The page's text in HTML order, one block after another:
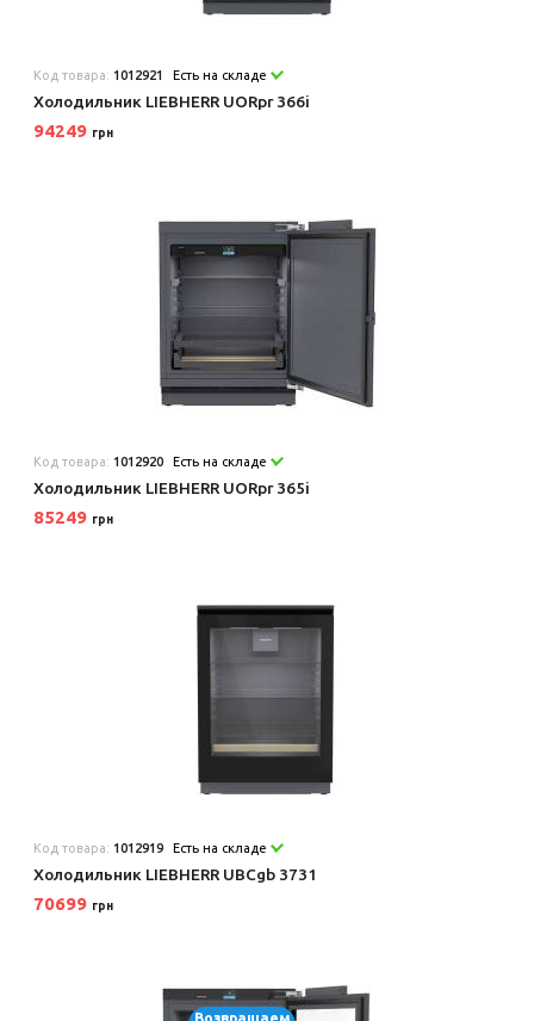
Код товара: 1012921 Есть на складе
Холодильник LIEBHERR UORpr 366i
94249 грн
Код товара: 1012920 Есть на складе
Холодильник LIEBHERR UORpr 365i
85249 грн
Код товара: 1012919 Есть на складе
Холодильник LIEBHERR UBCgb 3731
70699 грн